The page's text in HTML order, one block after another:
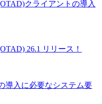
クライアントの導入
26.1 リリース！
導入に必要なシステム要